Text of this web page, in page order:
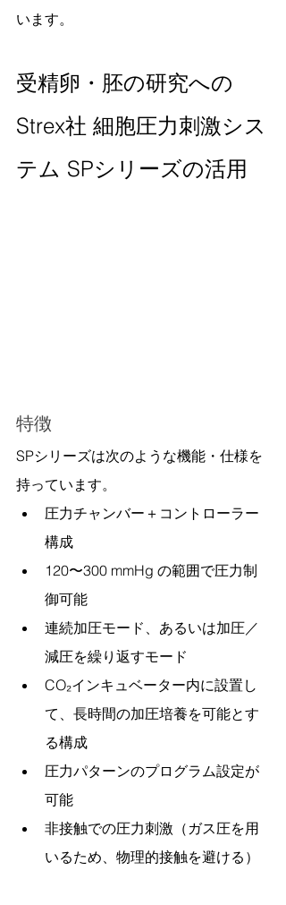
います。
受精卵・胚の研究への
Strex社 細胞圧力刺激シス
テム SPシリーズの活用
特徴
SPシリーズは次のような機能・仕様を
持っています。
圧力チャンバー＋コントローラー
構成
120〜300 mmHg の範囲で圧力制
御可能
連続加圧モード、あるいは加圧／
減圧を繰り返すモード
CO₂インキュベーター内に設置し
て、長時間の加圧培養を可能とす
る構成
圧力パターンのプログラム設定が
可能
非接触での圧力刺激（ガス圧を用
いるため、物理的接触を避ける）